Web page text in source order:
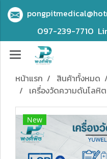
097-239-7710
หน้าแรก สินค้าทั้งหมด
เครื่องวัดความดันโลหิ
New